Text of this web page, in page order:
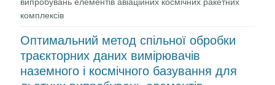
комплексів
Оптимальний метод спільної обробки
траєкторних даних вимірювачів
наземного і космічного базування для